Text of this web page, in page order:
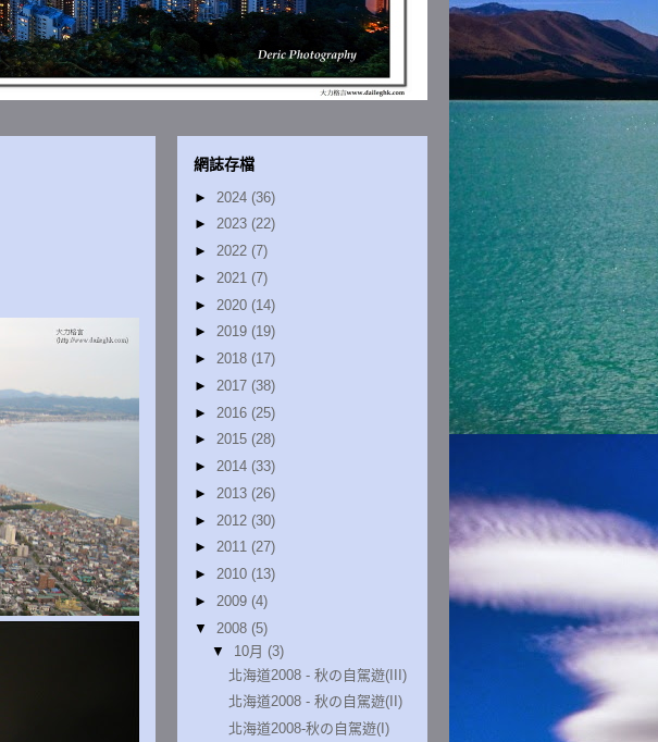
網誌存檔
► 2024 (36)
► 2023 (22)
► 2022 (7)
► 2021 (7)
► 2020 (14)
► 2019 (19)
► 2018 (17)
► 2017 (38)
► 2016 (25)
► 2015 (28)
► 2014 (33)
► 2013 (26)
► 2012 (30)
► 2011 (27)
► 2010 (13)
► 2009 (4)
▼ 2008 (5)
▼ 10月 (3)
北海道2008 - 秋の自駕遊(III)
北海道2008 - 秋の自駕遊(II)
北海道2008-秋の自駕遊(I)